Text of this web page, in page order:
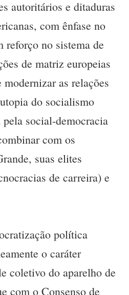
autoritários e ditaduras
com ênfase no
reforço no sistema de
de matriz europeias
as relações
do socialismo
pela social-democracia
com os
suas elites
de carreira) e
política
o caráter
coletivo do aparelho de
com o Consenso de